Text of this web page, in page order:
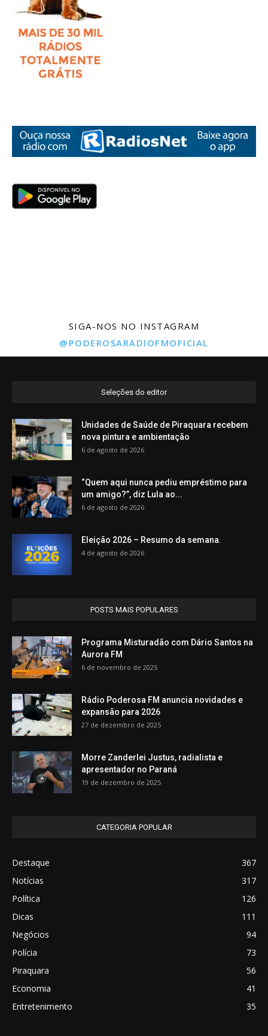
SIGA-NOS NO INSTAGRAM
@PODEROSARADIOFMOFICIAL
Seleções do editor
Unidades de Saúde de Piraquara recebem
nova pintura e ambientação
6 de agosto de 2026
“Quem aqui nunca pediu empréstimo para
um amigo?”, diz Lula ao...
6 de agosto de 2026
Eleição 2026 – Resumo da semana.
4 de agosto de 2026
POSTS MAIS POPULARES
Programa Misturadão com Dário Santos na
Aurora FM
6 de novembro de 2025
Rádio Poderosa FM anuncia novidades e
expansão para 2026
27 de dezembro de 2025
Morre Zanderlei Justus, radialista e
apresentador no Paraná
19 de dezembro de 2025
CATEGORIA POPULAR
Destaque
367
Notícias
317
Política
126
Dicas
111
Negócios
94
Polícia
73
Piraquara
56
Economia
41
Entretenimento
35